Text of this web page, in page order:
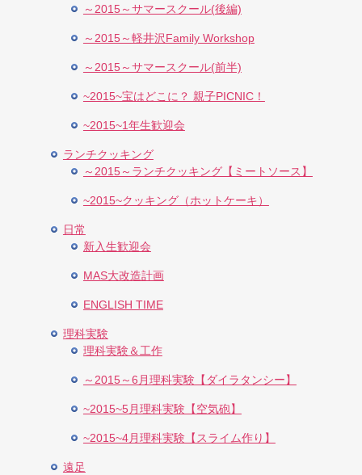
～2015～サマースクール(後編)
～2015～軽井沢Family Workshop
～2015～サマースクール(前半)
~2015~宝はどこに？ 親子PICNIC！
~2015~1年生歓迎会
ランチクッキング
～2015～ランチクッキング【ミートソース】
~2015~クッキング（ホットケーキ）
日常
新入生歓迎会
MAS大改造計画
ENGLISH TIME
理科実験
理科実験＆工作
～2015～6月理科実験【ダイラタンシー】
~2015~5月理科実験【空気砲】
~2015~4月理科実験【スライム作り】
遠足